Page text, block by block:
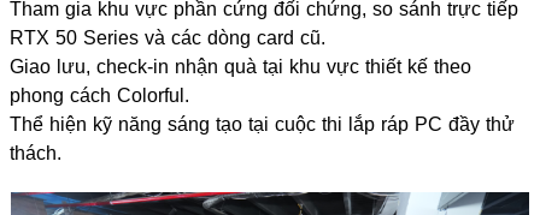
Tham gia khu vực phần cứng đối chứng, so sánh trực tiếp
RTX 50 Series và các dòng card cũ.
Giao lưu, check-in nhận quà tại khu vực thiết kế theo
phong cách Colorful.
Thể hiện kỹ năng sáng tạo tại cuộc thi lắp ráp PC đầy thử
thách.